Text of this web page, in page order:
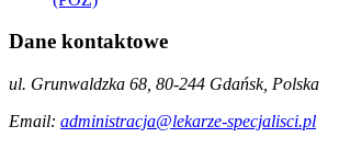
Dane kontaktowe
ul. Grunwaldzka 68, 80-244 Gdańsk, Polska
Email: administracja@lekarze-specjalisci.pl